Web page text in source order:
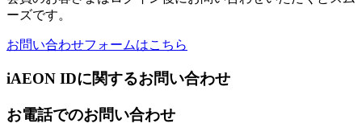
ーズです。
お問い合わせフォームはこちら
iAEON IDに関するお問い合わせ
お電話でのお問い合わせ